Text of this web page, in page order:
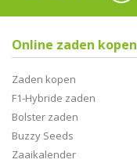
Online zaden kopen
Zaden kopen
F1-Hybride zaden
Bolster zaden
Buzzy Seeds
Zaaikalender